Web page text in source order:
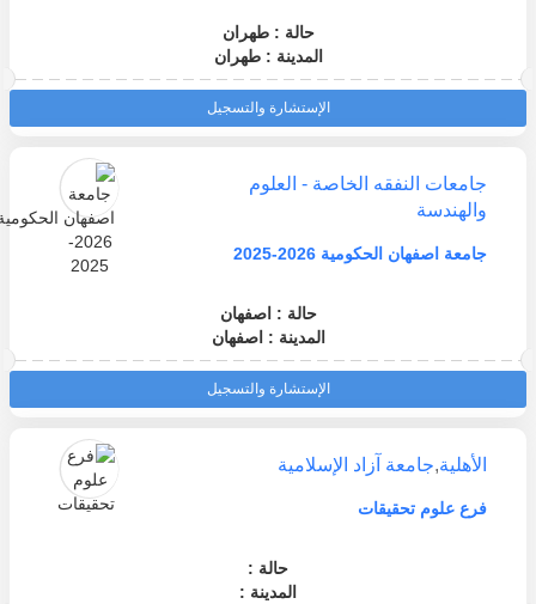
حالة : طهران
المدينة : طهران
الإستشارة والتسجيل
جامعات النفقه الخاصة - العلوم
والهندسة
جامعة اصفهان الحكومية 2026-2025
حالة : اصفهان
المدينة : اصفهان
الإستشارة والتسجيل
الأهلية,جامعة آزاد الإسلامية
فرع علوم تحقيقات
حالة :
المدينة :